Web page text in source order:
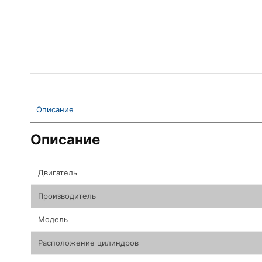
Описание
Описание
Двигатель
Производитель
Модель
Расположение цилиндров